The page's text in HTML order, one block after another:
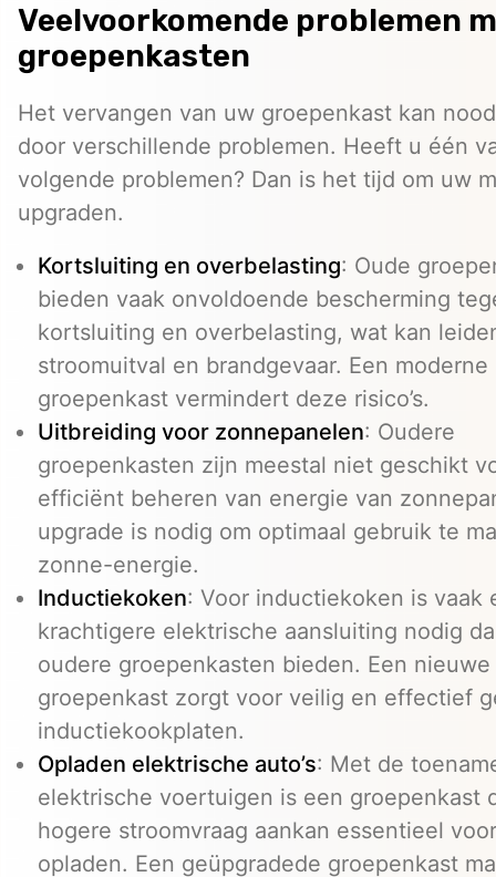
Veelvoorkomende problemen
groepenkasten
Het vervangen van uw groepenkast kan
door verschillende problemen. Heeft u één
volgende problemen? Dan is het tijd om uw
upgraden.
Kortsluiting en overbelasting: Oude
bieden vaak onvoldoende bescherming
kortsluiting en overbelasting, wat kan
stroomuitval en brandgevaar. Een moderne
groepenkast vermindert deze risico’s.
Uitbreiding voor zonnepanelen: Oudere
groepenkasten zijn meestal niet geschikt
efficiënt beheren van energie van
upgrade is nodig om optimaal gebruik te
zonne-energie.
Inductiekoken: Voor inductiekoken is vaak
krachtigere elektrische aansluiting nodig
oudere groepenkasten bieden. Een nieuwe
groepenkast zorgt voor veilig en effectief
inductiekookplaten.
Opladen elektrische auto’s: Met de
elektrische voertuigen is een groepenkast
hogere stroomvraag aankan essentieel
opladen. Een geüpgradede groepenkast